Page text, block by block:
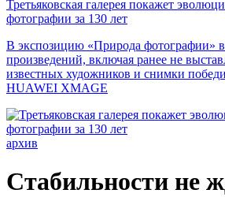
Третьяковская галерея покажет
фотографии за 130 лет
В экспозицию «Природа фотографии»
произведений, включая ранее не
известных художников и снимки
HUAWEI XMAGE
архив
Cтабильности не